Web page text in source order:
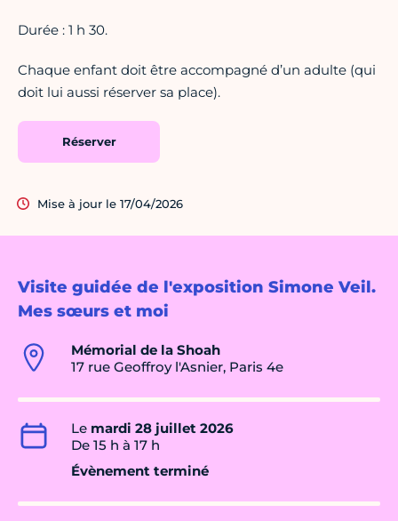
Visite guidée de l'exposition Simone Veil.
Mes sœurs et moi
Mémorial de la Shoah
17 rue Geoffroy l'Asnier, Paris 4e
Le mardi 28 juillet 2026
De 15 h à 17 h
Évènement terminé
Durée : 1 h 30.
Chaque enfant doit être accompagné d’un adulte (qui
doit lui aussi réserver sa place).
Réserver
Mise à jour le 17/04/2026